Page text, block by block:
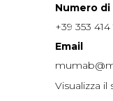
Numero
+39 353 414
Email
Visualizza